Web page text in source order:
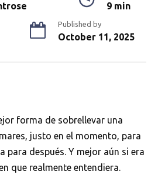
9 min
Published by
October 11, 2025
forma de sobrellevar una
justo en el momento, para
para después. Y mejor aún si era
que realmente entendiera.